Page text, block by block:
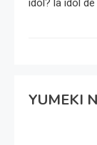
idol? la idol
YUMEKI